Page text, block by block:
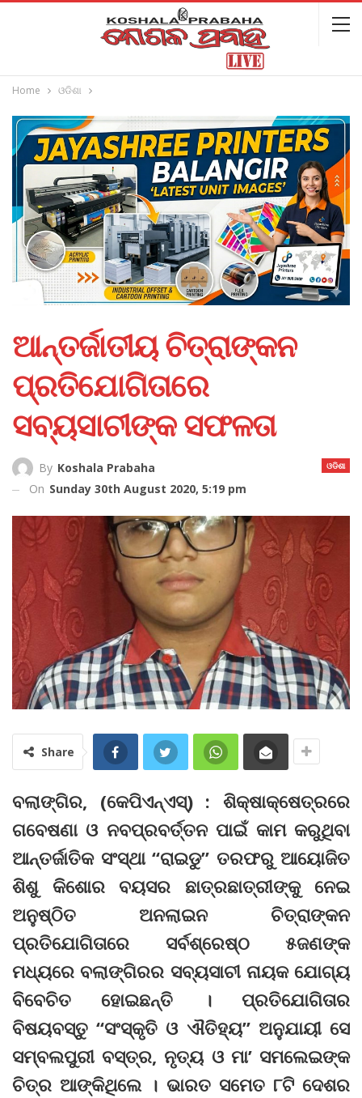
Home ଓଡିଶା
ଆନ୍ତର୍ଜାତୀୟ ଚିତ୍ରାଙ୍କନ
ପ୍ରତିଯୋଗିତାରେ
ସବ୍ୟସାଚୀଙ୍କ ସଫଳତା
ଓଡିଶା
By Koshala Prabaha
On Sunday 30th August 2020, 5:19 pm
Share
ବଲାଙ୍ଗିର, (କେପିଏନ୍‌ଏସ୍‌) : ଶିକ୍ଷାକ୍ଷେତ୍ରରେ
ଗବେଷଣା ଓ ନବପ୍ରବର୍ତ୍ତନ ପାଇଁ କାମ କରୁଥିବା
ଆନ୍ତର୍ଜାତିକ ସଂସ୍ଥା “ରାଇଡୁ” ତରଫରୁ ଆୟୋଜିତ
ଶିଶୁ କିଶୋର ବୟସର ଛାତ୍ରଛାତ୍ରୀଙ୍କୁ ନେଇ
ଅନୁଷ୍ଠିତ ଅନଲାଇନ ଚିତ୍ରାଙ୍କନ
ପ୍ରତିଯୋଗିତାରେ ସର୍ବଶ୍ରେଷ୍ଠ ୫ଜଣଙ୍କ
ମଧ୍ୟରେ ବଲାଙ୍ଗିରର ସବ୍ୟସାଚୀ ନାୟକ ଯୋଗ୍ୟ
ବିବେଚିତ ହୋଇଛନ୍ତି । ପ୍ରତିଯୋଗିତାର
ବିଷୟବସ୍ତୁ “ସଂସ୍କୃତି ଓ ଐତିହ୍ୟ” ଅନୁଯାୟୀ ସେ
ସମ୍ବଲପୁରୀ ବସ୍ତ୍ର, ନୃତ୍ୟ ଓ ମା’ ସମଲେଇଙ୍କ
ଚିତ୍ର ଆଙ୍କିଥିଲେ । ଭାରତ ସମେତ ୮ଟି ଦେଶର